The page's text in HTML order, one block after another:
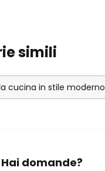
simili
cucina in stile moderno
Hai domande?